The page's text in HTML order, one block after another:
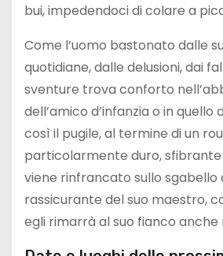
bui, impedendoci di colare a
Come l’uomo bastonato dalle
quotidiane, dalle delusioni, dai
sventure trova conforto
dell’amico d’infanzia o in quello
così il pugile, al termine di un
particolarmente duro, sfibrante
viene rinfrancato sullo sgabello
rassicurante del suo maestro,
egli rimarrà al suo fianco